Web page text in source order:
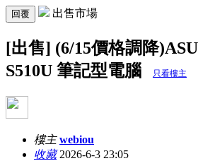
回覆 出售市場
[出售] (6/15價格調降
S510U 筆記型電腦
只看樓主
樓主 webiou
收藏2026-6-3 23:05